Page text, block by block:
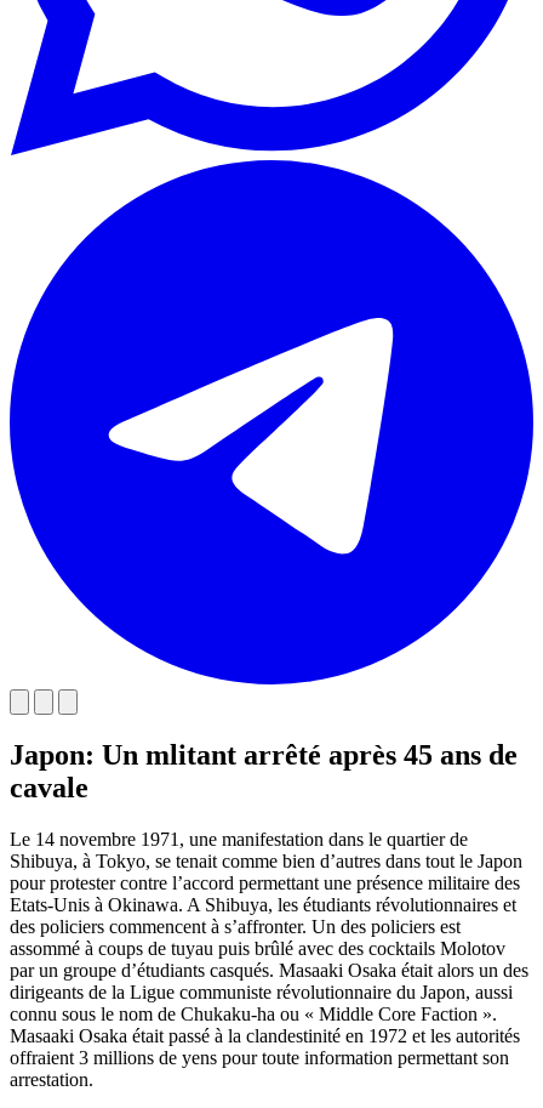
Japon: Un mlitant arrêté après 45 ans de
cavale
Le 14 novembre 1971, une manifestation dans le quartier de
Shibuya, à Tokyo, se tenait comme bien d’autres dans tout le Japon
pour protester contre l’accord permettant une présence militaire des
Etats-Unis à Okinawa. A Shibuya, les étudiants révolutionnaires et
des policiers commencent à s’affronter. Un des policiers est
assommé à coups de tuyau puis brûlé avec des cocktails Molotov
par un groupe d’étudiants casqués. Masaaki Osaka était alors un des
dirigeants de la Ligue communiste révolutionnaire du Japon, aussi
connu sous le nom de Chukaku-ha ou « Middle Core Faction ».
Masaaki Osaka était passé à la clandestinité en 1972 et les autorités
offraient 3 millions de yens pour toute information permettant son
arrestation.